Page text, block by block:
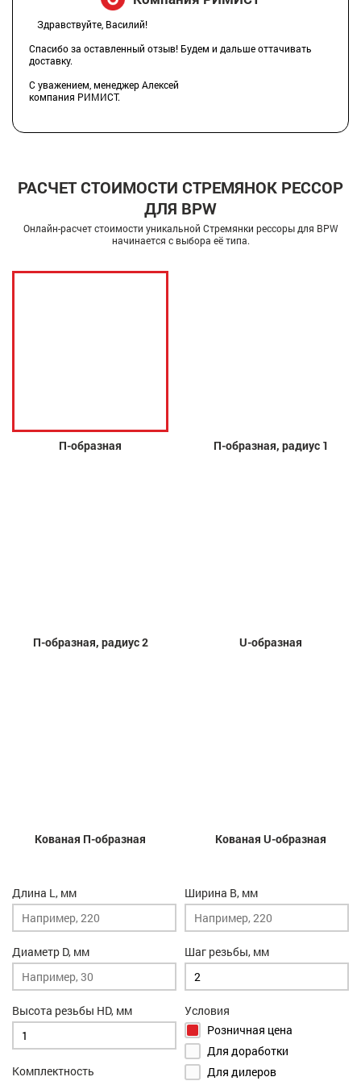
Здравствуйте, Василий!
Спасибо за оставленный отзыв! Будем и дальше оттачивать
доставку.
С уважением, менеджер Алексей
компания РИМИСТ.
РАСЧЕТ СТОИМОСТИ СТРЕМЯНОК РЕССОР
ДЛЯ BPW
Онлайн-расчет стоимости уникальной Стремянки рессоры для BPW
начинается с выбора её типа.
П-образная П-образная, радиус 1
П-образная, радиус 2 U-образная
Кованая П-образная Кованая U-образная
Длина L, мм
Диаметр D, мм
Ширина B, мм
Шаг резьбы, мм
Высота резьбы HD, мм
Комплектность
Условия
Розничная цена
Для доработки
Для дилеров